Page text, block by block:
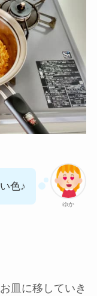
ゆか
色♪
皿に移していき